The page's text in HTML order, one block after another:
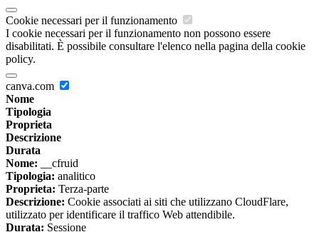
Cookie necessari per il funzionamento
I cookie necessari per il funzionamento non possono essere
disabilitati. È possibile consultare l'elenco nella pagina della cookie
policy.
canva.com
Nome
Tipologia
Proprieta
Descrizione
Durata
Nome: __cfruid
Tipologia: analitico
Proprieta: Terza-parte
Descrizione: Cookie associati ai siti che utilizzano CloudFlare,
utilizzato per identificare il traffico Web attendibile.
Durata: Sessione